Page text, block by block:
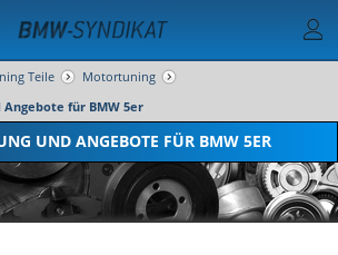
Teile
Motortuning
Angebote für BMW 5er
UND ANGEBOTE FÜR BMW 5ER